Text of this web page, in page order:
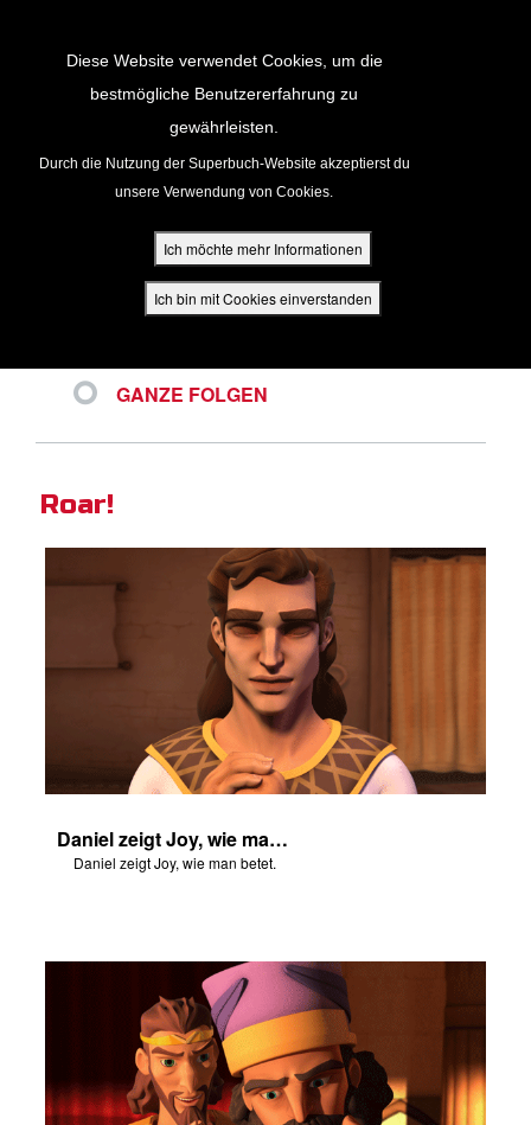
Diese Website verwendet Cookies, um die
bestmögliche Benutzererfahrung zu
gewährleisten.
Durch die Nutzung der Superbuch-Website akzeptierst du
unsere Verwendung von Cookies.
Ich möchte mehr Informationen
Ich bin mit Cookies einverstanden
NEUESTE
BELIEBTE VIDEOS
GANZE FOLGEN
Roar!
Daniel zeigt Joy, wie man betet.
Daniel zeigt Joy, wie man betet.